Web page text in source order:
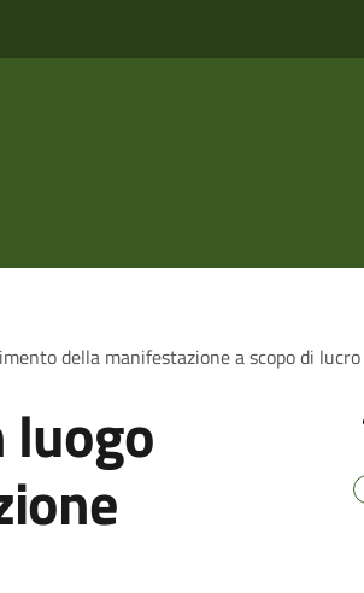
della manifestazione a scopo di lucro
luogo